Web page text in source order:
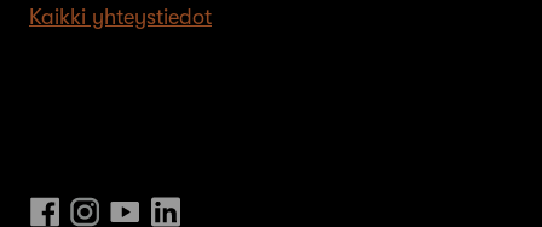
Kaikki yhteystiedot